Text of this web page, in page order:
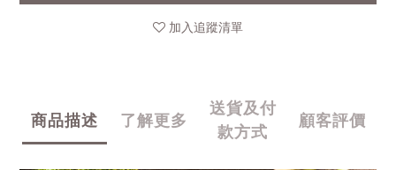
加入追蹤清單
商品描述 了解更多
送貨及付
款方式
顧客評價